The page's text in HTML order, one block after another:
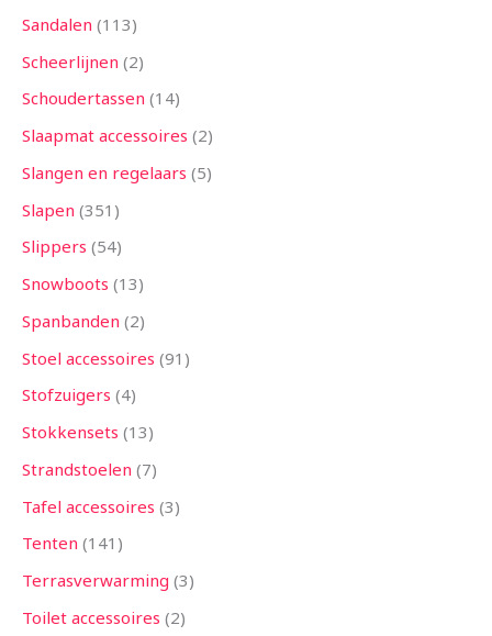
Sandalen 113
Scheerlijnen 2
Schoudertassen 14
Slaapmat accessoires 2
Slangen en regelaars 5
Slapen 351
Slippers 54
Snowboots 13
Spanbanden 2
Stoel accessoires 91
Stofzuigers 4
Stokkensets 13
Strandstoelen 7
Tafel accessoires 3
Tenten 141
Terrasverwarming 3
Toilet accessoires 2